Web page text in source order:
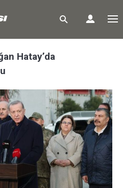
Hatay’da